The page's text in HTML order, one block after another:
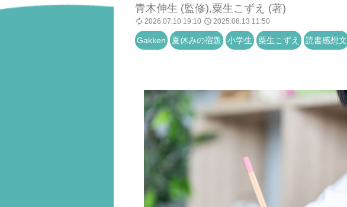
青木伸生 (監修),粟生こずえ (著)
2026.07.10 19:10 2025.08.13 11:50
Gakken 夏休みの宿題 小学生 粟生こずえ 読書感想文